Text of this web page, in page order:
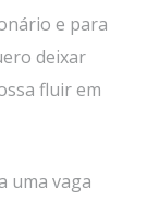
e para
deixar
fluir em
uma vaga